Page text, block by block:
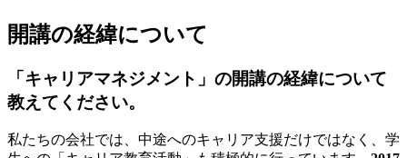
開講の経緯について
「キャリアマネジメント」の開講の経緯について
教えてください。
私たちの会社では、中途へのキャリア支援だけではなく、学